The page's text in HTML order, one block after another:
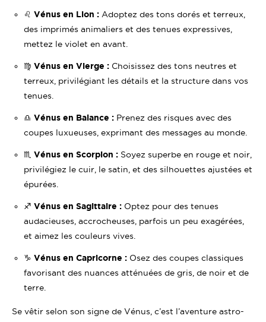
♌️ Vénus en Lion : Adoptez des tons dorés et terreux,
des imprimés animaliers et des tenues expressives,
mettez le violet en avant.
♍️ Vénus en Vierge : Choisissez des tons neutres et
terreux, privilégiant les détails et la structure dans vos
tenues.
♎️ Vénus en Balance : Prenez des risques avec des
coupes luxueuses, exprimant des messages au monde.
♏️ Vénus en Scorpion : Soyez superbe en rouge et noir,
privilégiez le cuir, le satin, et des silhouettes ajustées et
épurées.
♐️ Vénus en Sagittaire : Optez pour des tenues
audacieuses, accrocheuses, parfois un peu exagérées,
et aimez les couleurs vives.
♑️ Vénus en Capricorne : Osez des coupes classiques
favorisant des nuances atténuées de gris, de noir et de
terre.
Se vêtir selon son signe de Vénus, c’est l’aventure astro-